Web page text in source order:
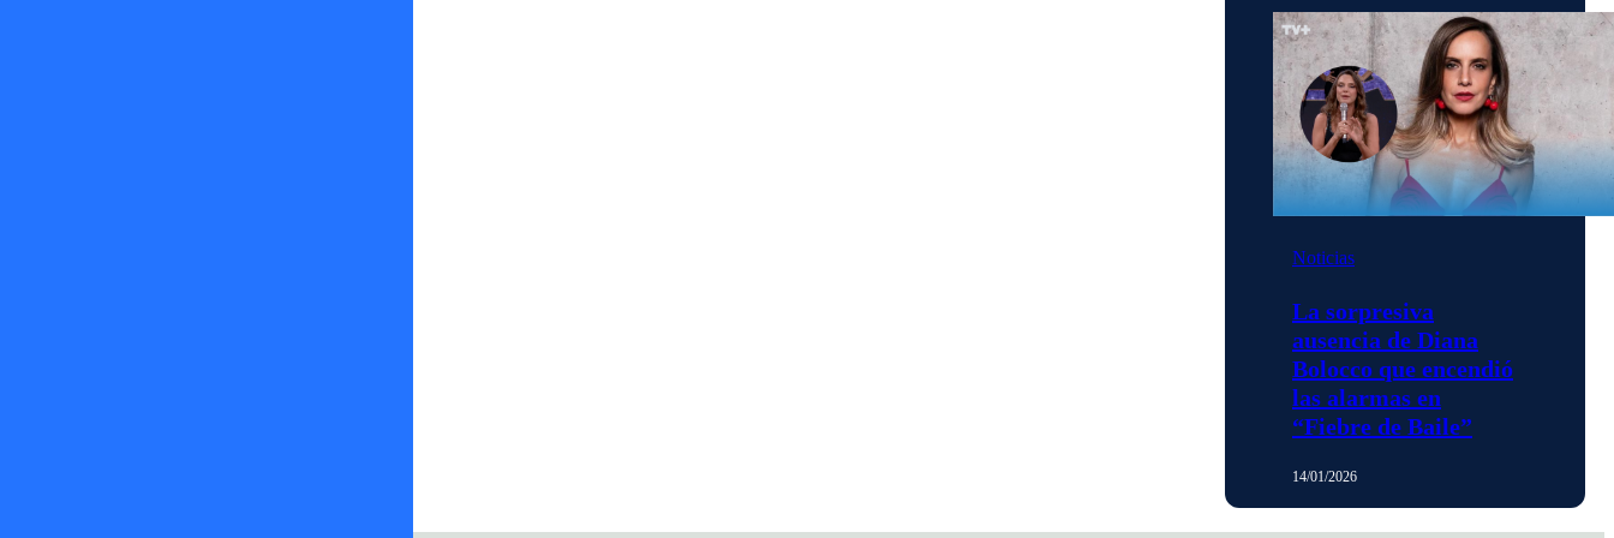
Noticias
La sorpresiva
ausencia de Diana
Bolocco que encendió
las alarmas en
“Fiebre de Baile”
14/01/2026